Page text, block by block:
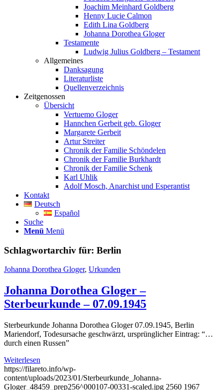
Joachim Meinhard Goldberg
Henny Lucie Calmon
Edith Lina Goldberg
Johanna Dorothea Gloger
Testamente
Ludwig Julius Goldberg – Testament
Allgemeines
Danksagung
Literaturliste
Quellenverzeichnis
Zeitgenossen
Übersicht
Vertuemo Gloger
Hannchen Gerbeit geb. Gloger
Margarete Gerbeit
Artur Streiter
Chronik der Familie Schöndelen
Chronik der Familie Burkhardt
Chronik der Familie Schenk
Karl Uhlik
Adolf Mosch, Anarchist und Esperantist
Kontakt
Deutsch
Español
Suche
Menü Menü
Schlagwortarchiv für: Berlin
Johanna Dorothea Gloger, Urkunden
Johanna Dorothea Gloger –
Sterbeurkunde – 07.09.1945
Sterbeurkunde Johanna Dorothea Gloger 07.09.1945, Berlin
Mariendorf, Todesursache geschwärzt, ursprünglicher Eintrag: “…
durch einen Russen”
Weiterlesen
https://filareto.info/wp-
content/uploads/2023/01/Sterbeurkunde_Johanna-
Gloger_48459_prep256^000107-00331-scaled.jpg 2560 1967